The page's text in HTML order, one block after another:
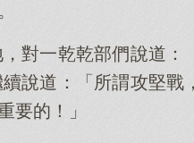
對一乾乾部們說道：
說道：「所謂攻堅戰
要的！」